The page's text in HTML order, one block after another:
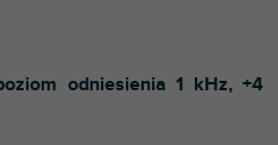
odniesienia 1 kHz, +4